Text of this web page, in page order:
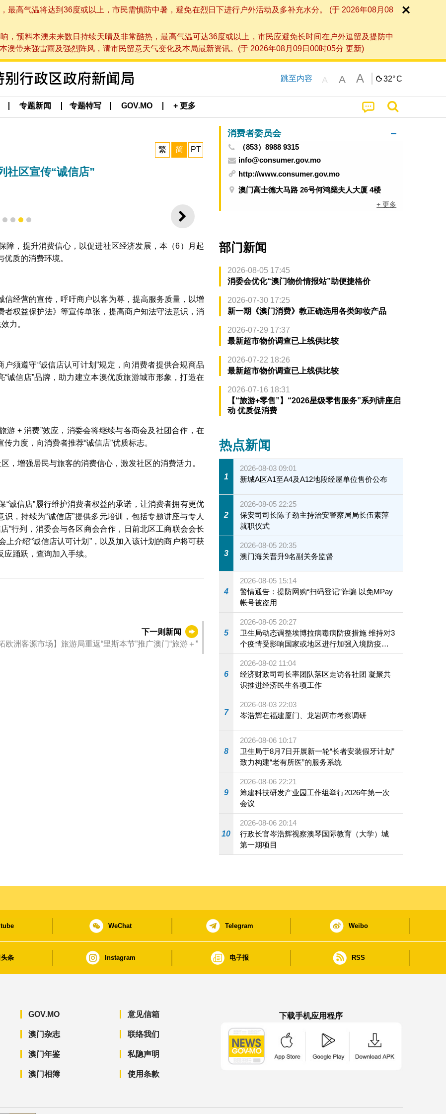
最高气温将达到36度或以上，市民需慎防中暑，避免在烈日下进行户外活动及多补充水分。 (于 2026年08月08
，预料本澳未来数日持续天晴及非常酷热，最高气温可达36度或以上，市民应避免长时间在户外逗留及提防中
澳带来强雷雨及强烈阵风，请市民留意天气变化及本局最新资讯。(于 2026年08月09日00时05分 更新)
跳至内容 A A A 32°C
专题新闻 专题特写 GOV.MO + 更多
繁 简 PT
社区宣传“诚信店”
下一则
参加消委会的讲解会
2 3 4 5
障，提升消费信心，以促进社区经济发展，本（6）月起
质的消费环境。
经营的宣传，呼吁商户以客为尊，提高服务质量，以增
权益保护法》等宣传单张，提高商户知法守法意识，消
力。
须遵守“诚信店认可计划”规定，向消费者提供合规商品
诚信店”品牌，助力建立本澳优质旅游城市形象，打造在
游 + 消费”效应，消委会将继续与各商会及社团合作，在
力度，向消费者推荐“诚信店”优质标志。
，增强居民与旅客的消费信心，激发社区的消费活力。
诚信店”履行维护消费者权益的承诺，让消费者拥有更优
，持续为“诚信店”提供多元培训，包括专题讲座与专人
”行列，消委会与各区商会合作，日前北区工商联会会长
介绍“诚信店认可计划”，以及加入该计划的商户将可获
踊跃，查询加入手续。
下一则新闻
欧洲客源市场】旅游局重返“里斯本节”推广澳门“旅游＋”
消费者委员会
（853）8988 9315
info@consumer.gov.mo
http://www.consumer.gov.mo
澳门高士德大马路 26号何鸿燊夫人大厦 4楼
+ 更多
部门新闻
2026-08-05 17:45
消委会优化“澳门物价情报站”助便捷格价
2026-07-30 17:25
新一期《澳门消费》教正确选用各类卸妆产品
2026-07-29 17:37
最新超市物价调查已上线供比较
2026-07-22 18:26
最新超市物价调查已上线供比较
2026-07-16 18:31
【“旅游+零售”】“2026星级零售服务”系列讲座启
动 优质促消费
热点新闻
1
2026-08-03 09:01
新城A区A1至A4及A12地段经屋单位售价公布
2
2026-08-05 22:25
保安司司长陈子劲主持治安警察局局长伍素萍
就职仪式
3
2026-08-05 20:35
澳门海关晋升9名副关务监督
4
2026-08-05 15:14
警情通告：提防网购“扫码登记”诈骗 以免MPay
帐号被盗用
5
2026-08-05 20:27
卫生局动态调整埃博拉病毒病防疫措施 维持对3
个疫情受影响国家或地区进行加强入境防疫措
施
6
2026-08-02 11:04
经济财政司司长率团队落区走访各社团 凝聚共
识推进经济民生各项工作
7
2026-08-03 22:03
岑浩辉在福建厦门、龙岩两市考察调研
8
2026-08-06 10:17
卫生局于8月7日开展新一轮“长者安装假牙计划”
致力构建“老有所医”的服务系统
9
2026-08-06 22:21
筹建科技研发产业园工作组举行2026年第一次
会议
10
2026-08-06 20:14
行政长官岑浩辉视察澳琴国际教育（大学）城
第一期项目
WeChat Telegram Weibo
条 Instagram 电子报 RSS
GOV.MO
澳门杂志
澳门年鉴
澳门相簿
意见信箱
联络我们
私隐声明
使用条款
下载手机应用程序